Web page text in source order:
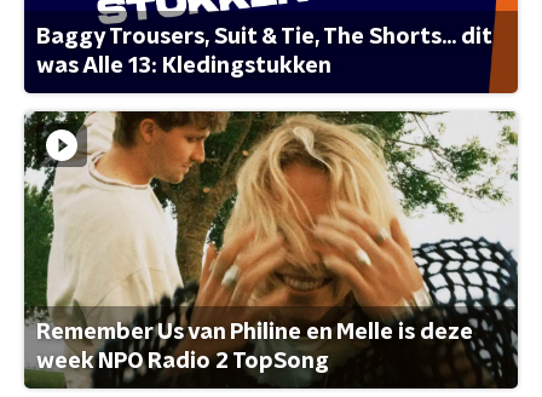
Baggy Trousers, Suit & Tie, The Shorts... dit
was Alle 13: Kledingstukken
Remember Us van Philine en Melle is deze
week NPO Radio 2 TopSong